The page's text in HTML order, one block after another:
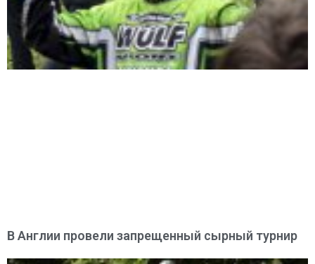
В Англии провели запрещенный сырный турнир